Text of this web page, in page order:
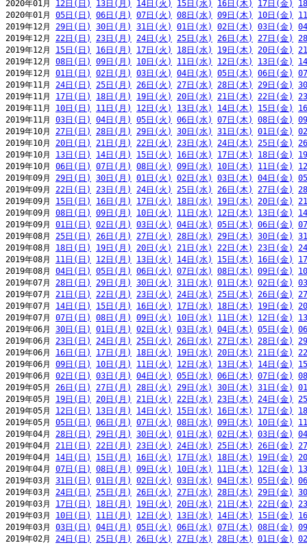
2020年01月 12日(日) 13日(月) 14日(火) 15日(水) 16日(木) 17日(金)
2020年01月 05日(日) 06日(月) 07日(火) 08日(水) 09日(木) 10日(金)
2019年12月 29日(日) 30日(月) 31日(火) 01日(水) 02日(木) 03日(金)
2019年12月 22日(日) 23日(月) 24日(火) 25日(水) 26日(木) 27日(金)
2019年12月 15日(日) 16日(月) 17日(火) 18日(水) 19日(木) 20日(金)
2019年12月 08日(日) 09日(月) 10日(火) 11日(水) 12日(木) 13日(金)
2019年12月 01日(日) 02日(月) 03日(火) 04日(水) 05日(木) 06日(金)
2019年11月 24日(日) 25日(月) 26日(火) 27日(水) 28日(木) 29日(金)
2019年11月 17日(日) 18日(月) 19日(火) 20日(水) 21日(木) 22日(金)
2019年11月 10日(日) 11日(月) 12日(火) 13日(水) 14日(木) 15日(金)
2019年11月 03日(日) 04日(月) 05日(火) 06日(水) 07日(木) 08日(金)
2019年10月 27日(日) 28日(月) 29日(火) 30日(水) 31日(木) 01日(金)
2019年10月 20日(日) 21日(月) 22日(火) 23日(水) 24日(木) 25日(金)
2019年10月 13日(日) 14日(月) 15日(火) 16日(水) 17日(木) 18日(金)
2019年10月 06日(日) 07日(月) 08日(火) 09日(水) 10日(木) 11日(金)
2019年09月 29日(日) 30日(月) 01日(火) 02日(水) 03日(木) 04日(金)
2019年09月 22日(日) 23日(月) 24日(火) 25日(水) 26日(木) 27日(金)
2019年09月 15日(日) 16日(月) 17日(火) 18日(水) 19日(木) 20日(金)
2019年09月 08日(日) 09日(月) 10日(火) 11日(水) 12日(木) 13日(金)
2019年09月 01日(日) 02日(月) 03日(火) 04日(水) 05日(木) 06日(金)
2019年08月 25日(日) 26日(月) 27日(火) 28日(水) 29日(木) 30日(金)
2019年08月 18日(日) 19日(月) 20日(火) 21日(水) 22日(木) 23日(金)
2019年08月 11日(日) 12日(月) 13日(火) 14日(水) 15日(木) 16日(金)
2019年08月 04日(日) 05日(月) 06日(火) 07日(水) 08日(木) 09日(金)
2019年07月 28日(日) 29日(月) 30日(火) 31日(水) 01日(木) 02日(金)
2019年07月 21日(日) 22日(月) 23日(火) 24日(水) 25日(木) 26日(金)
2019年07月 14日(日) 15日(月) 16日(火) 17日(水) 18日(木) 19日(金)
2019年07月 07日(日) 08日(月) 09日(火) 10日(水) 11日(木) 12日(金)
2019年06月 30日(日) 01日(月) 02日(火) 03日(水) 04日(木) 05日(金)
2019年06月 23日(日) 24日(月) 25日(火) 26日(水) 27日(木) 28日(金)
2019年06月 16日(日) 17日(月) 18日(火) 19日(水) 20日(木) 21日(金)
2019年06月 09日(日) 10日(月) 11日(火) 12日(水) 13日(木) 14日(金)
2019年06月 02日(日) 03日(月) 04日(火) 05日(水) 06日(木) 07日(金)
2019年05月 26日(日) 27日(月) 28日(火) 29日(水) 30日(木) 31日(金)
2019年05月 19日(日) 20日(月) 21日(火) 22日(水) 23日(木) 24日(金)
2019年05月 12日(日) 13日(月) 14日(火) 15日(水) 16日(木) 17日(金)
2019年05月 05日(日) 06日(月) 07日(火) 08日(水) 09日(木) 10日(金)
2019年04月 28日(日) 29日(月) 30日(火) 01日(水) 02日(木) 03日(金)
2019年04月 21日(日) 22日(月) 23日(火) 24日(水) 25日(木) 26日(金)
2019年04月 14日(日) 15日(月) 16日(火) 17日(水) 18日(木) 19日(金)
2019年04月 07日(日) 08日(月) 09日(火) 10日(水) 11日(木) 12日(金)
2019年03月 31日(日) 01日(月) 02日(火) 03日(水) 04日(木) 05日(金)
2019年03月 24日(日) 25日(月) 26日(火) 27日(水) 28日(木) 29日(金)
2019年03月 17日(日) 18日(月) 19日(火) 20日(水) 21日(木) 22日(金)
2019年03月 10日(日) 11日(月) 12日(火) 13日(水) 14日(木) 15日(金)
2019年03月 03日(日) 04日(月) 05日(火) 06日(水) 07日(木) 08日(金)
2019年02月 24日(日) 25日(月) 26日(火) 27日(水) 28日(木) 01日(金)